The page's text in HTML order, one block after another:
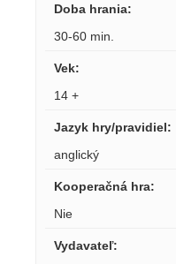
Doba hrania:
30-60 min.
Vek:
14 +
Jazyk hry/pravidiel:
anglický
Kooperačná hra:
Nie
Vydavateľ: